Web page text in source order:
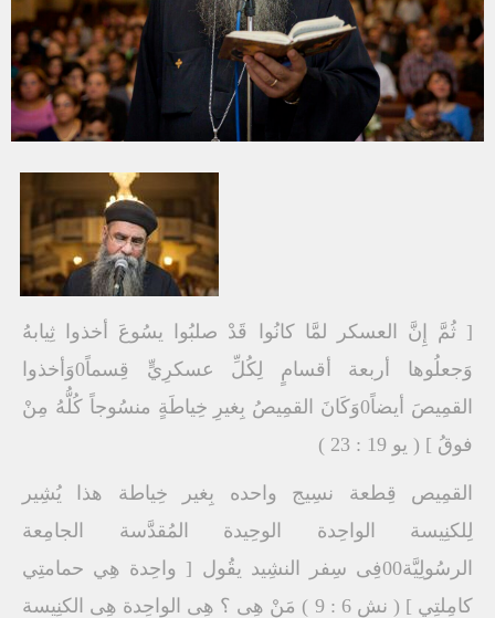
[ ثُمَّ إِنَّ العسكر لمَّا كانُوا قَدْ صلبُوا يسُوعَ أخذوا ثِيابهُ
وَجعلُوها أربعة أقسامٍ لِكُلِّ عسكرِيٍّ قِسماً0وَأخذوا
القمِيصَ أيضاً0وَكَانَ القمِيصُ بِغيرِ خِياطَةٍ منسُوجاً كُلُّهُ مِنْ
فوقُ ] ( يو 19 : 23 )
القمِيص قِطعة نسِيج واحده بِغير خِياطة هذا يُشِير
لِلكنِيسة الواحِدة الوحِيدة المُقدَّسة الجامِعة
الرسُولِيَّة00فِى سِفر النشِيد يقُول [ واحِدة هِي حمامتِي
كامِلتِي ] ( نش 6 : 9 ) مَنْ هِى ؟ هِى الواحِدة هِى الكنِيسة